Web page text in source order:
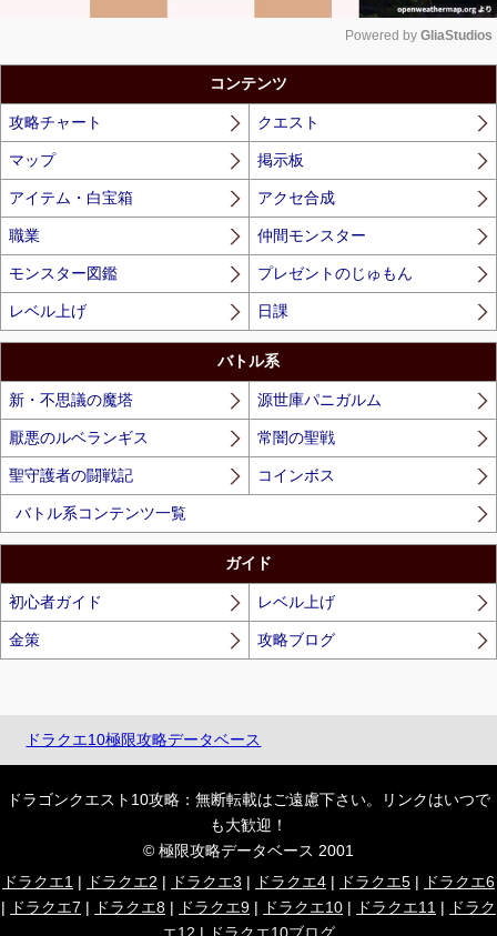
Powered by GliaStudios
コンテンツ
攻略チャート クエスト
マップ 掲示板
アイテム・白宝箱 アクセ合成
職業 仲間モンスター
モンスター図鑑 プレゼントのじゅもん
レベル上げ 日課
バトル系
新・不思議の魔塔 源世庫パニガルム
厭悪のルベランギス 常闇の聖戦
聖守護者の闘戦記 コインボス
バトル系コンテンツ一覧
ガイド
初心者ガイド レベル上げ
金策 攻略ブログ
ドラクエ10極限攻略データベース
ドラゴンクエスト10攻略：無断転載はご遠慮下さい。リンクはいつで
も大歓迎！
© 極限攻略データベース 2001
ドラクエ1 | ドラクエ2 | ドラクエ3 | ドラクエ4 | ドラクエ5 |
ドラクエ6
|
ドラクエ7 | ドラクエ8 | ドラクエ9 | ドラクエ10 | ドラクエ11 |
ドラク
エ12 | ドラクエ10ブログ